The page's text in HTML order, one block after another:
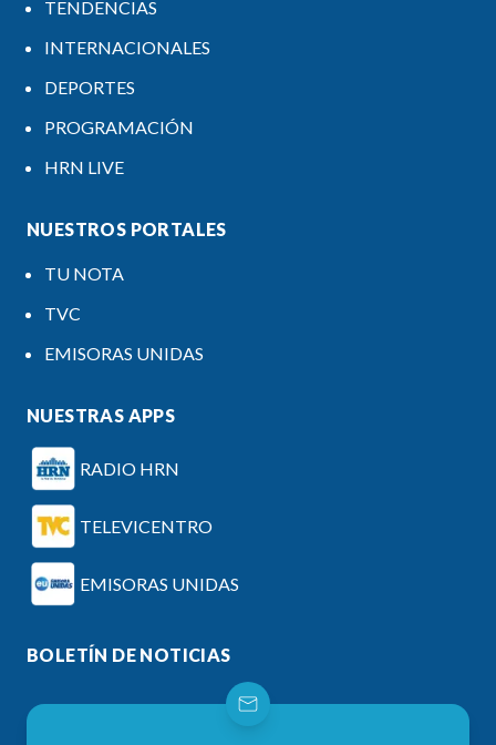
TENDENCIAS
INTERNACIONALES
DEPORTES
PROGRAMACIÓN
HRN LIVE
NUESTROS PORTALES
TU NOTA
TVC
EMISORAS UNIDAS
NUESTRAS APPS
RADIO HRN
TELEVICENTRO
EMISORAS UNIDAS
BOLETÍN DE NOTICIAS